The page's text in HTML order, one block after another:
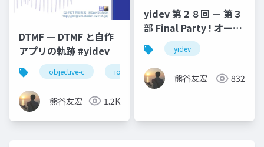
DTMF — DTMF と自作
アプリの軌跡 #yidev
objective-c ios dtmf オーディオ
熊谷友宏 1.2K
yidev 第２８回 — 第３
部 Final Party ! オープ
ニングyidev
熊谷友宏 832